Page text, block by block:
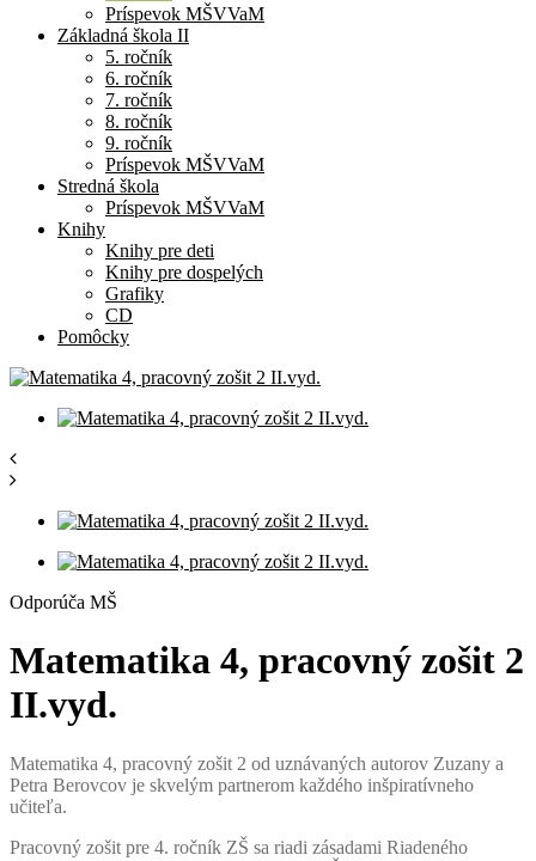
Príspevok MŠVVaM
Základná škola II
5. ročník
6. ročník
7. ročník
8. ročník
9. ročník
Príspevok MŠVVaM
Stredná škola
Príspevok MŠVVaM
Knihy
Knihy pre deti
Knihy pre dospelých
Grafiky
CD
Pomôcky
Odporúča MŠ
Matematika 4, pracovný zošit 2
II.vyd.
Matematika 4, pracovný zošit 2 od uznávaných autorov Zuzany a
Petra Berovcov je skvelým partnerom každého inšpiratívneho
učiteľa.
Pracovný zošit pre 4. ročník ZŠ sa riadi zásadami Riadeného